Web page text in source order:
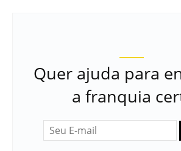
Quer ajuda para
a franquia